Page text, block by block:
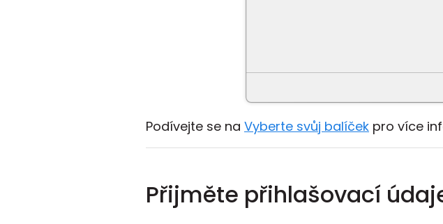
Podívejte se na Vyberte svůj balíček pro více
Přijměte přihlašovací